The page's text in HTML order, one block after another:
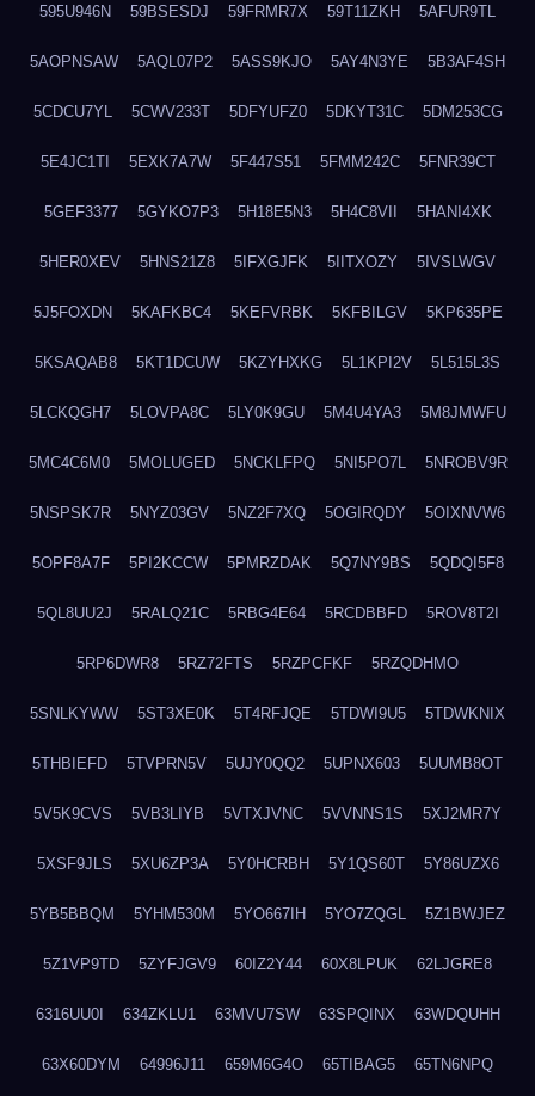
595U946N 59BSESDJ 59FRMR7X 59T11ZKH 5AFUR9TL
5AOPNSAW 5AQL07P2 5ASS9KJO 5AY4N3YE 5B3AF4SH
5CDCU7YL 5CWV233T 5DFYUFZ0 5DKYT31C 5DM253CG
5E4JC1TI 5EXK7A7W 5F447S51 5FMM242C 5FNR39CT
5GEF3377 5GYKO7P3 5H18E5N3 5H4C8VII 5HANI4XK
5HER0XEV 5HNS21Z8 5IFXGJFK 5IITXOZY 5IVSLWGV
5J5FOXDN 5KAFKBC4 5KEFVRBK 5KFBILGV 5KP635PE
5KSAQAB8 5KT1DCUW 5KZYHXKG 5L1KPI2V 5L515L3S
5LCKQGH7 5LOVPA8C 5LY0K9GU 5M4U4YA3 5M8JMWFU
5MC4C6M0 5MOLUGED 5NCKLFPQ 5NI5PO7L 5NROBV9R
5NSPSK7R 5NYZ03GV 5NZ2F7XQ 5OGIRQDY 5OIXNVW6
5OPF8A7F 5PI2KCCW 5PMRZDAK 5Q7NY9BS 5QDQI5F8
5QL8UU2J 5RALQ21C 5RBG4E64 5RCDBBFD 5ROV8T2I
5RP6DWR8 5RZ72FTS 5RZPCFKF 5RZQDHMO
5SNLKYWW 5ST3XE0K 5T4RFJQE 5TDWI9U5 5TDWKNIX
5THBIEFD 5TVPRN5V 5UJY0QQ2 5UPNX603 5UUMB8OT
5V5K9CVS 5VB3LIYB 5VTXJVNC 5VVNNS1S 5XJ2MR7Y
5XSF9JLS 5XU6ZP3A 5Y0HCRBH 5Y1QS60T 5Y86UZX6
5YB5BBQM 5YHM530M 5YO667IH 5YO7ZQGL 5Z1BWJEZ
5Z1VP9TD 5ZYFJGV9 60IZ2Y44 60X8LPUK 62LJGRE8
6316UU0I 634ZKLU1 63MVU7SW 63SPQINX 63WDQUHH
63X60DYM 64996J11 659M6G4O 65TIBAG5 65TN6NPQ